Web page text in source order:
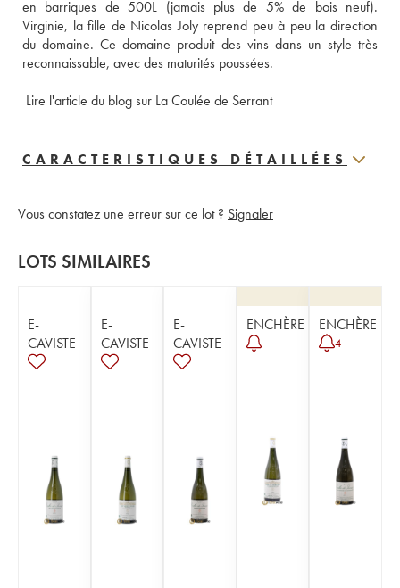
en barriques de 500L (jamais plus de 5% de bois neuf).
Virginie, la fille de Nicolas Joly reprend peu à peu la direction
du domaine. Ce domaine produit des vins dans un style très
reconnaissable, avec des maturités poussées.
Lire l'article du blog sur La Coulée de Serrant
CARACTERISTIQUES DÉTAILLÉES
Vous constatez une erreur sur ce lot ? Signaler
LOTS SIMILAIRES
E-
CAVISTE
E-
CAVISTE
E-
CAVISTE
ENCHÈRE ENCHÈRE
4